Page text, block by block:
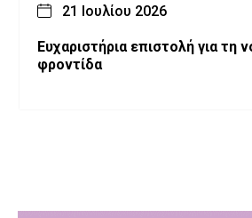
21 Ιουλίου 2026
Ευχαριστήρια επιστολή για τη
φροντίδα